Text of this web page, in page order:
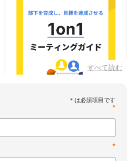
すべて読む
*
*